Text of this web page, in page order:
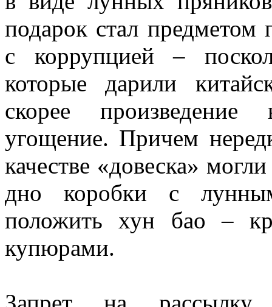
подарок стал предметом
с коррупцией –
которые дарили
скорее произведение
угощение. Причем
качестве «довеска»
дно коробки с
положить хун бао –
купюрами.